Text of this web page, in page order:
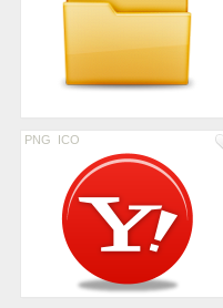
PNG ICO